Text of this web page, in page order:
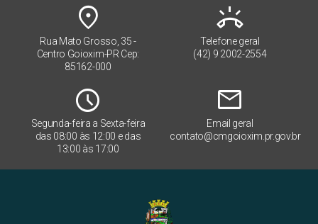
place
Rua Mato Grosso, 35 -
Centro Goioxim-PR Cep:
85162-000
ring_volume
Telefone geral
(42) 9 2002-2554
Schedule
Segunda-feira a Sexta-feira
das 08:00 às 12:00 e das
13:00 às 17:00
mail
Email geral
contato@cmgoioxim.pr.gov.br